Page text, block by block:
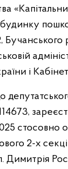
і Кабінет
стосовно
2-х
Димитрія